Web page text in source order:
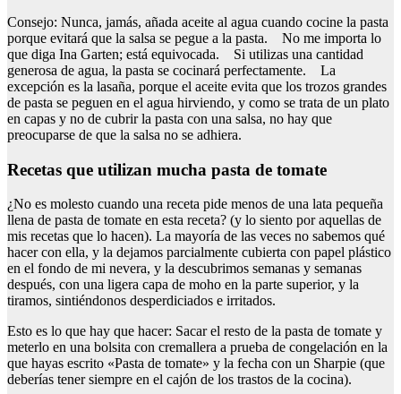
Consejo: Nunca, jamás, añada aceite al agua cuando cocine la pasta
porque evitará que la salsa se pegue a la pasta. No me importa lo
que diga Ina Garten; está equivocada. Si utilizas una cantidad
generosa de agua, la pasta se cocinará perfectamente. La
excepción es la lasaña, porque el aceite evita que los trozos grandes
de pasta se peguen en el agua hirviendo, y como se trata de un plato
en capas y no de cubrir la pasta con una salsa, no hay que
preocuparse de que la salsa no se adhiera.
Recetas que utilizan mucha pasta de tomate
¿No es molesto cuando una receta pide menos de una lata pequeña
llena de pasta de tomate en esta receta? (y lo siento por aquellas de
mis recetas que lo hacen). La mayoría de las veces no sabemos qué
hacer con ella, y la dejamos parcialmente cubierta con papel plástico
en el fondo de mi nevera, y la descubrimos semanas y semanas
después, con una ligera capa de moho en la parte superior, y la
tiramos, sintiéndonos desperdiciados e irritados.
Esto es lo que hay que hacer: Sacar el resto de la pasta de tomate y
meterlo en una bolsita con cremallera a prueba de congelación en la
que hayas escrito «Pasta de tomate» y la fecha con un Sharpie (que
deberías tener siempre en el cajón de los trastos de la cocina).